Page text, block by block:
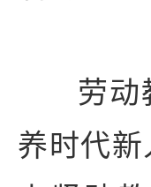
劳
养时代